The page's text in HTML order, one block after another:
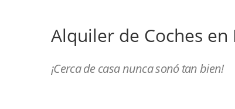
Alquiler de Coches en
¡Cerca de casa nunca sonó tan bien!